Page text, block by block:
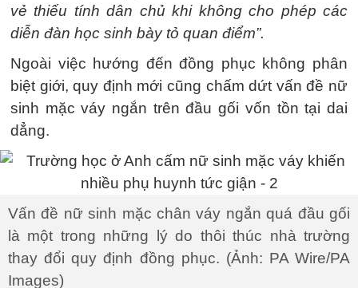
vẻ thiếu tính dân chủ khi không cho phép các
diễn đàn học sinh bày tỏ quan điểm”.
Ngoài việc hướng đến đồng phục không phân
biệt giới, quy định mới cũng chấm dứt vấn đề nữ
sinh mặc váy ngắn trên đầu gối vốn tồn tại dai
dẳng.
Vấn đề nữ sinh mặc chân váy ngắn quá đầu gối
là một trong những lý do thôi thúc nhà trường
thay đổi quy định đồng phục. (Ảnh: PA Wire/PA
Images)